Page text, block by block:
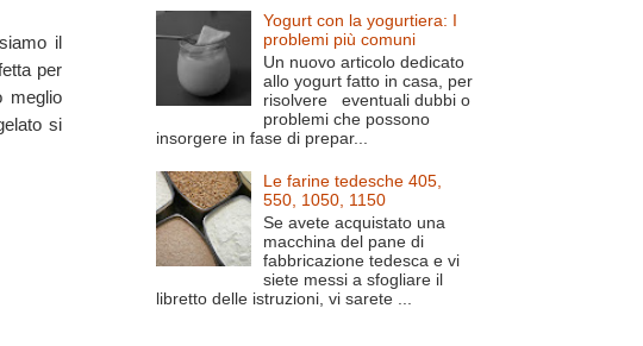
il
per
meglio
si
Yogurt con la yogurtiera: I
problemi più comuni
Un nuovo articolo dedicato
allo yogurt fatto in casa, per
risolvere eventuali dubbi o
problemi che possono
insorgere in fase di prepar...
Le farine tedesche 405,
550, 1050, 1150
Se avete acquistato una
macchina del pane di
fabbricazione tedesca e vi
siete messi a sfogliare il
libretto delle istruzioni, vi sarete ...